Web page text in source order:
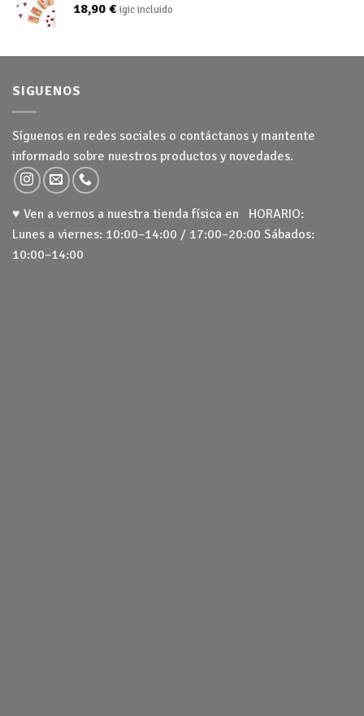
18,90 € igic incluido
SIGUENOS
Síguenos en redes sociales o contáctanos y mantente
informado sobre nuestros productos y novedades.
♥ Ven a vernos a nuestra tienda física en HORARIO:
Lunes a viernes: 10:00–14:00 / 17:00–20:00 Sábados:
10:00–14:00